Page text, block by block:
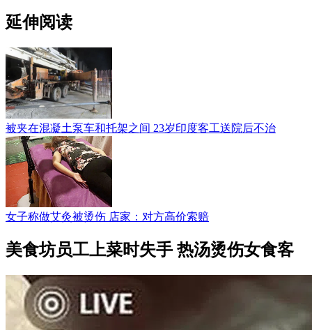
延伸阅读
被夹在混凝土泵车和托架之间 23岁印度客工送院后不治
女子称做艾灸被烫伤 店家：对方高价索赔
美食坊员工上菜时失手 热汤烫伤女食客